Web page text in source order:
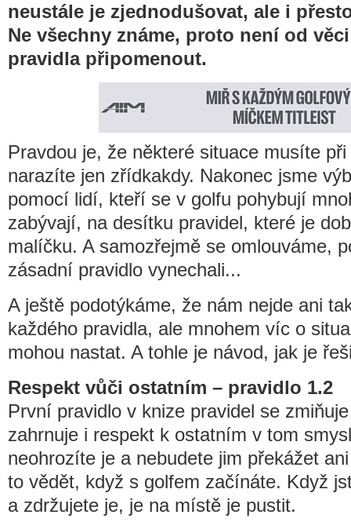
neustále je zjednodušovat, ale i
Ne všechny známe, proto není od
pravidla připomenout.
Pravdou je, že některé situace musíte
narazíte jen zřídkakdy. Nakonec jsme
pomocí lidí, kteří se v golfu pohybují
zabývají, na desítku pravidel, které je
malíčku. A samozřejmě se omlouváme,
zásadní pravidlo vynechali...
A ještě podotýkáme, že nám nejde ani
každého pravidla, ale mnohem víc o
mohou nastat. A tohle je návod, jak je
Respekt vůči ostatním – pravidlo 1.2
První pravidlo v knize pravidel se
zahrnuje i respekt k ostatním v tom
neohrozíte je a nebudete jim překážet
to vědět, když s golfem začínáte. Když
a zdržujete je, je na místě je pustit.